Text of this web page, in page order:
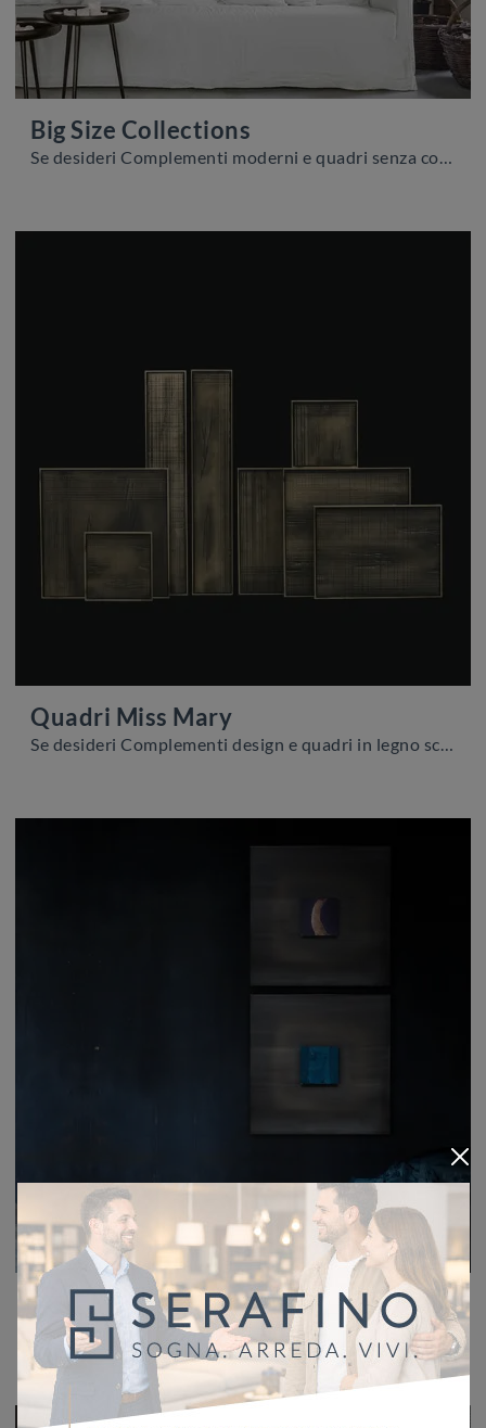
Big Size Collections
Se desideri Complementi moderni e quadri senza cornice scopri di più sul modello Big Size Collections del marchio Caos Creativo by Rossi&Co.
Quadri Miss Mary
Se desideri Complementi design e quadri in legno scopri di più sul modello Quadri Miss Mary del brand Adriani e Rossi.
Quadro Museum
Elementi complementari e quadri Adriani e Rossi: scopri come completare i tuoi spazi design con il modello Quadro Museum.